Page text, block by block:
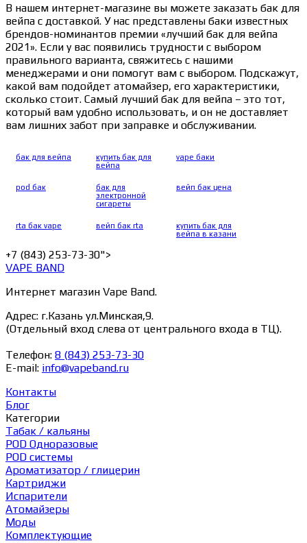
В нашем интернет-магазине вы можете заказать бак для
вейпа с доставкой. У нас представлены баки известных
брендов-номинантов премии «лучший бак для вейпа
2021». Если у вас появились трудности с выбором
правильного варианта, свяжитесь с нашими
менеджерами и они помогут вам с выбором. Подскажут,
какой вам подойдет атомайзер, его характеристики,
сколько стоит. Самый лучший бак для вейпа – это тот,
который вам удобно использовать, и он не доставляет
вам лишних забот при заправке и обслуживании.
бак для вейпа
купить бак для
вейпа
vape баки
pod бак
бак для
электронной
сигареты
вейп бак цена
rta бак vape вейп бак rta
купить бак для
вейпа в казани
+7 (843) 253-73-30">
VAPE BAND
Интернет магазин Vape Band.
Адрес: г.Казань ул.Минская,9.
(Отдельный вход слева от центрального входа в ТЦ).
Телефон: 8 (843) 253-73-30
E-mail: info@vapeband.ru
Контакты
Блог
Категории
Табак / кальяны
POD Одноразовые
POD системы
Ароматизатор / глицерин
Картриджи
Испарители
Атомайзеры
Моды
Комплектующие